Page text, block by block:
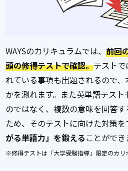
WAYSのカリキュラムでは、前回
頭の修得テストで確認。テスト
れている事項も出題されるので
かを測れます。また英単語テス
のではなく、複数の意味を回答
ため、そのテストに向けた対策
がる単語力」を鍛える ことができ
※修得テストは「大学受験指導」限定のカリ